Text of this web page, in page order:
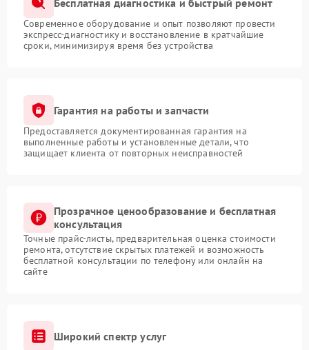
Современное оборудование и опыт позволяют провести
экспресс-диагностику и восстановление в кратчайшие
сроки, минимизируя время без устройства
Гарантия на работы и запчасти
Предоставляется документированная гарантия на
выполненные работы и установленные детали, что
защищает клиента от повторных неисправностей
Прозрачное ценообразование и бесплатная
консультация
Точные прайс-листы, предварительная оценка стоимости
ремонта, отсутствие скрытых платежей и возможность
бесплатной консультации по телефону или онлайн на
сайте
Широкий спектр услуг